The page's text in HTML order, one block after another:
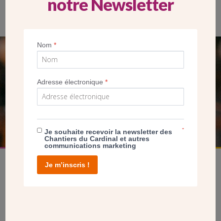
SEUL VOTRE DON
NOUS PERMET D’AGIR
Nom*
Adresse électronique*
Je souhaite recevoir la newsletter des
Chantiers du Cardinal et autres
communications marketing
*
Je m’inscris !